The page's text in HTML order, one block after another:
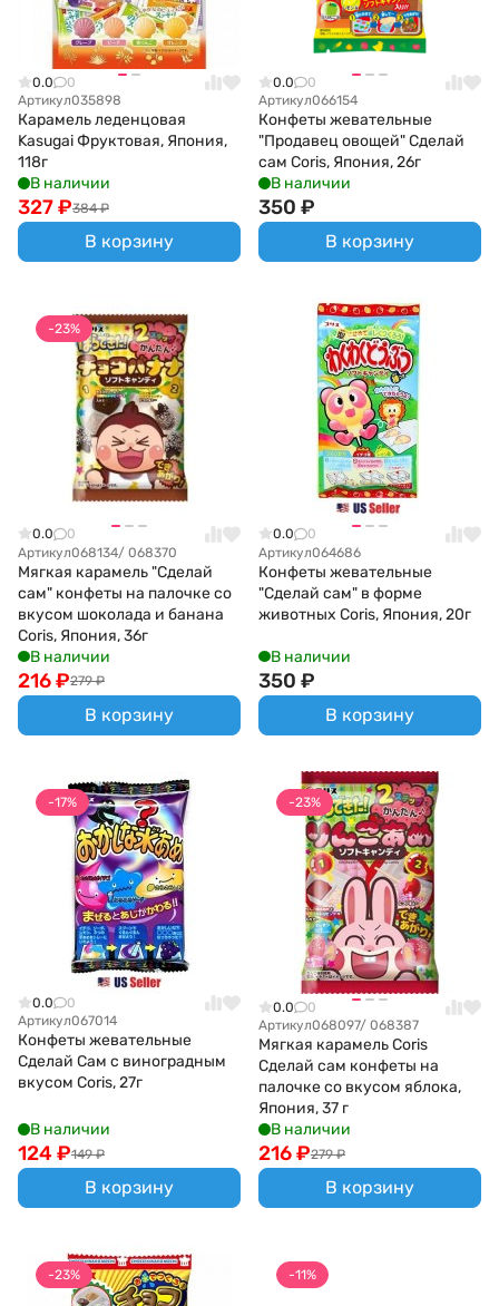
0.0
0
Артикул035898
Карамель леденцовая
Kasugai Фруктовая, Япония,
118г
В наличии
384 ₽
327₽
В корзину
0.0
0
Артикул066154
Конфеты жевательные
"Продавец овощей" Сделай
сам Coris, Япония, 26г
В наличии
350 ₽
В корзину
-23%
0.0
0
Артикул068134/ 068370
Мягкая карамель "Сделай
сам" конфеты на палочке со
вкусом шоколада и банана
Coris, Япония, 36г
В наличии
279 ₽
216₽
В корзину
0.0
0
Артикул064686
Конфеты жевательные
"Сделай сам" в форме
животных Coris, Япония, 20г
В наличии
350 ₽
В корзину
-17%
0.0
0
Артикул067014
Конфеты жевательные
Сделай Сам с виноградным
вкусом Coris, 27г
В наличии
149 ₽
124₽
В корзину
-23%
0.0
0
Артикул068097/ 068387
Мягкая карамель Coris
Сделай сам конфеты на
палочке со вкусом яблока,
Япония, 37 г
В наличии
279 ₽
216₽
В корзину
-23% -11%